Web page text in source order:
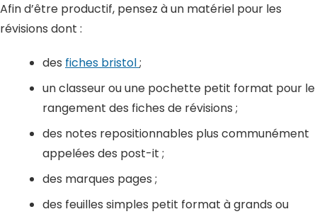
Afin d’être productif, pensez à un matériel pour les
révisions dont :
des fiches bristol;
un classeur ou une pochette petit format pour le
rangement des fiches de révisions ;
des notes repositionnables plus communément
appelées des post-it ;
des marques pages ;
des feuilles simples petit format à grands ou